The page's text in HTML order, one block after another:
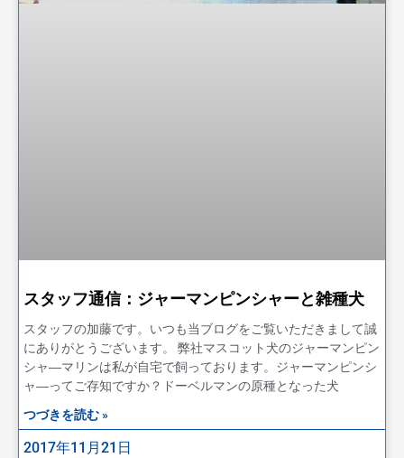
スタッフ通信：ジャーマンピンシャーと雑種犬
スタッフの加藤です。いつも当ブログをご覧いただきまして誠
にありがとうございます。 弊社マスコット犬のジャーマンピン
シャ―マリンは私が自宅で飼っております。ジャーマンピンシ
ャ―ってご存知ですか？ドーベルマンの原種となった犬
つづきを読む »
2017年11月21日